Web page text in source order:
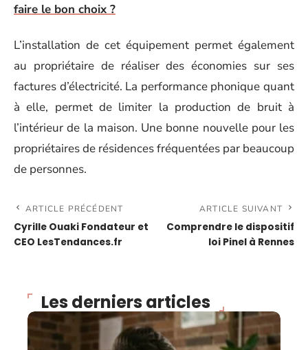
faire le bon choix ?
L’installation de cet équipement permet également
au propriétaire de réaliser des économies sur ses
factures d’électricité. La performance phonique quant
à elle, permet de limiter la production de bruit à
l’intérieur de la maison. Une bonne nouvelle pour les
propriétaires de résidences fréquentées par beaucoup
de personnes.
ARTICLE PRÉCÉDENT
Cyrille Ouaki Fondateur et
CEO LesTendances.fr
ARTICLE SUIVANT
Comprendre le dispositif
loi Pinel à Rennes
Les derniers articles